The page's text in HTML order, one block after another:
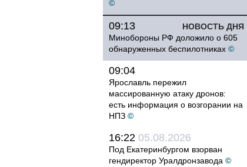
©
НОВОСТЬ ДНЯ
09:13
Минобороны РФ доложило о 605
обнаруженных беспилотниках ©
09:04
Ярославль пережил
массированную атаку дронов:
есть информация о возгорании на
НПЗ ©
16:22 05.08.2026
Под Екатеринбургом взорван
гендиректор Уралдронзавода ©